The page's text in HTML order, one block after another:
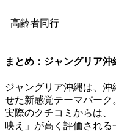
高齢者同行
まとめ：ジャングリア
ジャングリア沖縄は、
せた新感覚テーマパーク
実際のクチコミからは、
映え」が高く評価される